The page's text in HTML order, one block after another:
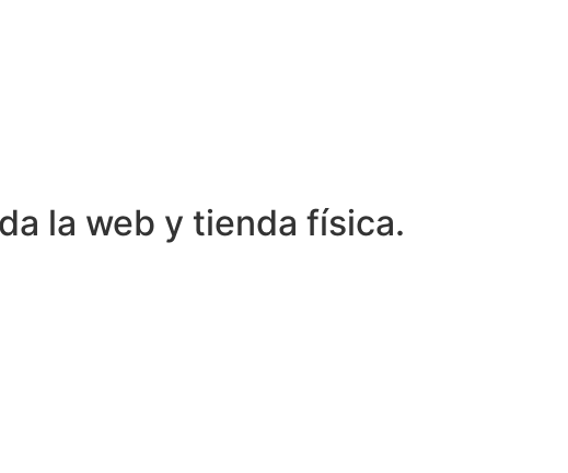
la web y tienda física.